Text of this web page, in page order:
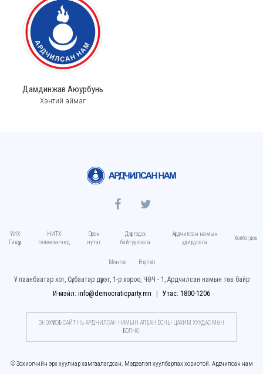
Дамдинжав Аюурбунь
Хэнтий аймаг
УИХ
Гишүүд
НИТХ
төлөөлөгчид
Орон
нутаг
Дэргэдэх
байгууллага
Ардчилсан намын
удирдлага
Холбогдох
Монгол English
Улаанбаатар хот, Сүхбаатар дүүрэг, 1-р хороо, ЧӨЧ - 1, Ардчилсан намын төв байр
И-мэйл: info@democraticparty.mn
Утас: 1800-1206
ЭНЭХҮҮ ВЭБ САЙТ НЬ АРДЧИЛСАН НАМЫН АЛБАН ЁСНЫ ЦАХИМ ХУУДАC МӨН
БОЛНО.
© Зохиогчийн эрх хуулиар хамгаалагдсан. Мэдээлэл хуулбарлах хориотой. Ардчилсан нам